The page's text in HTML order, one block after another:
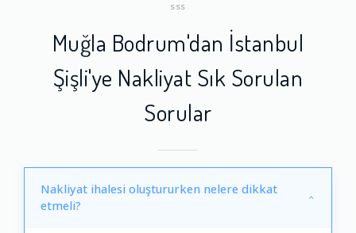
SSS
Muğla Bodrum'dan İstanbul
Şişli'ye Nakliyat Sık Sorulan
Sorular
Nakliyat ihalesi oluştururken nelere dikkat
etmeli?